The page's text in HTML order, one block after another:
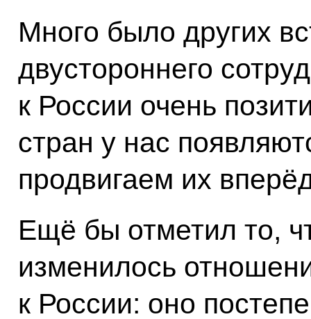
Много было других
двустороннего
к России очень
стран у нас
продвигаем их
Ещё бы отметил то,
изменилось
к России: оно